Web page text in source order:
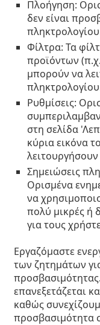
Persol
Prada
Όλες οι μάρκες
Πλοήγηση:
δεν είναι
Φίλτρα: Τα
προϊόντων
μπορούν να
Ρυθμίσεις:
στη σελίδα
κύρια εικόνα
Σημειώσεις
Ορισμένα
να
πολύ μικρές ή
για τους
Εργαζόμαστε
των ζητημάτων
επανεξετάζεται
καθώς
προσβασιμότητα